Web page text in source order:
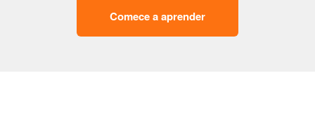
Comece a aprender